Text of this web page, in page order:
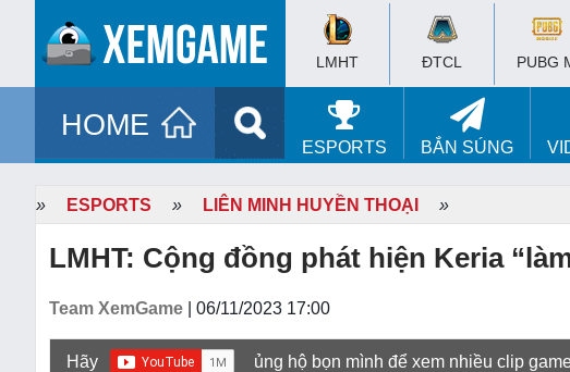
LMHT ĐTCL PUBG
HOME
ESPORTS BẮN SÚNG
» ESPORTS » LIÊN MINH HUYỀN THOẠI »
LMHT: Cộng đồng phát hiện Keria
Team XemGame | 06/11/2023 17:00
Hãy ủng hộ bọn mình để xem nhiều clip